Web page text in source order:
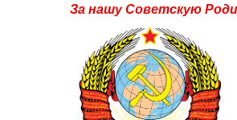
За нашу Советскую